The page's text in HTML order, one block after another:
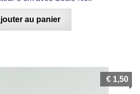
au panier
€ 1,50